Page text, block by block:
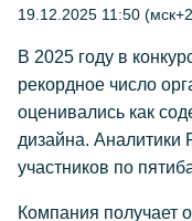
19.12.2025 11:50
В 2025 году в
рекордное число
оценивались как
дизайна. Аналитики
участников по
Компания получает